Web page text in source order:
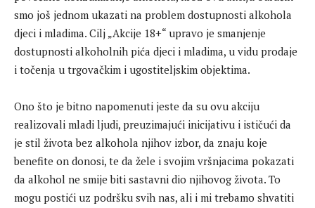
smo još jednom ukazati na problem dostupnosti alkohola
djeci i mladima. Cilj „Akcije 18+“ upravo je smanjenje
dostupnosti alkoholnih pića djeci i mladima, u vidu prodaje
i točenja u trgovačkim i ugostiteljskim objektima.
Ono što je bitno napomenuti jeste da su ovu akciju
realizovali mladi ljudi, preuzimajući inicijativu i ističući da
je stil života bez alkohola njihov izbor, da znaju koje
benefite on donosi, te da žele i svojim vršnjacima pokazati
da alkohol ne smije biti sastavni dio njihovog života. To
mogu postići uz podršku svih nas, ali i mi trebamo shvatiti